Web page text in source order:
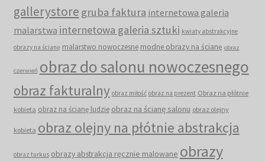
gallerystore gruba faktura internetowa galeria
malarstwa internetowa galeria sztuki kwiaty abstrakcyjne
obrazy na ścianę malarstwo nowoczesne modne obrazy na ścianę obraz
czerwień obraz do salonu nowoczesnego
obraz fakturalny obraz miłość obraz na prezent Obraz na płótnie
kobieta obraz na ścianę ludzie obraz na ścianę salonu obraz olejny
kobieta obraz olejny na płótnie abstrakcja
obraz turkus obrazy abstrakcja ręcznie malowane obrazy